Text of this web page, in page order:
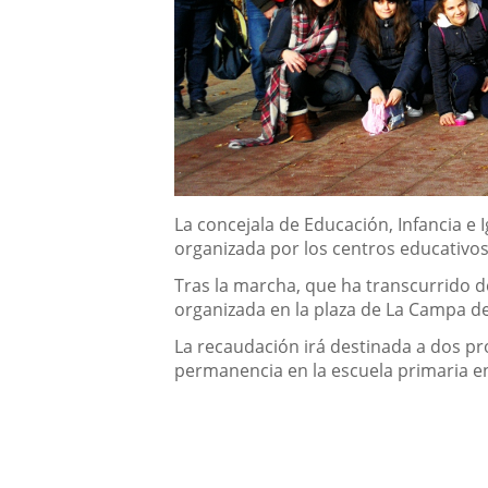
Descripción
La concejala de Educación, Infancia
organizada por los centros
Tras la marcha, que ha transcurrido
organizada en la plaza de La Campa
La recaudación irá destinada a dos
permanencia en la escuela primaria